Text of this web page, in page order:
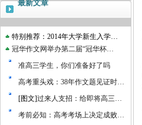
最新文章
特别推荐：2014年大学新生入学…
冠华作文网举办第二届“冠华杯…
准高三学生，你们准备好了吗
高考重头戏：38年作文题见证时…
[图文]过来人支招：给即将高三…
考前必知：高考考场上决定成败…